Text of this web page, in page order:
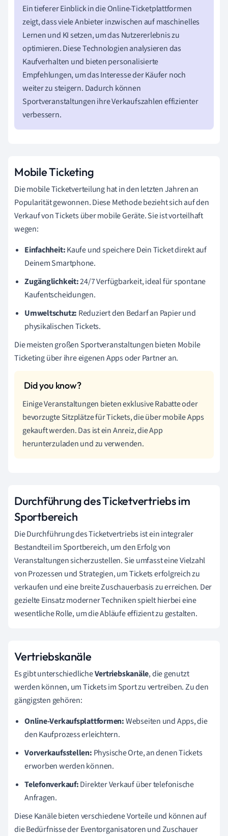
Ein tieferer Einblick in die Online-Ticketplattformen
zeigt, dass viele Anbieter inzwischen auf maschinelles
Lernen und KI setzen, um das Nutzererlebnis zu
optimieren. Diese Technologien analysieren das
Kaufverhalten und bieten personalisierte
Empfehlungen, um das Interesse der Käufer noch
weiter zu steigern. Dadurch können
Sportveranstaltungen ihre Verkaufszahlen effizienter
verbessern.
Mobile Ticketing
Die mobile Ticketverteilung hat in den letzten Jahren an
Popularität gewonnen. Diese Methode bezieht sich auf den
Verkauf von Tickets über mobile Geräte. Sie ist vorteilhaft
wegen:
Einfachheit:Kaufe und speichere Dein Ticket direkt auf
Deinem Smartphone.
Zugänglichkeit:24/7 Verfügbarkeit, ideal für spontane
Kaufentscheidungen.
Umweltschutz: Reduziert den Bedarf an Papier und
physikalischen Tickets.
Die meisten großen Sportveranstaltungen bieten Mobile
Ticketing über ihre eigenen Apps oder Partner an.
Einige Veranstaltungen bieten exklusive Rabatte oder
bevorzugte Sitzplätze für Tickets, die über mobile Apps
gekauft werden. Das ist ein Anreiz, die App
herunterzuladen und zu verwenden.
Durchführung des Ticketvertriebs im
Sportbereich
Die Durchführung des Ticketvertriebs ist ein integraler
Bestandteil im Sportbereich, um den Erfolg von
Veranstaltungen sicherzustellen. Sie umfasst eine Vielzahl
von Prozessen und Strategien, um Tickets erfolgreich zu
verkaufen und eine breite Zuschauerbasis zu erreichen. Der
gezielte Einsatz moderner Techniken spielt hierbei eine
wesentliche Rolle, um die Abläufe effizient zu gestalten.
Vertriebskanäle
Es gibt unterschiedlicheVertriebskanäle, die genutzt
werden können, um Tickets im Sport zu vertreiben. Zu den
gängigsten gehören:
Online-Verkaufsplattformen:Webseiten und Apps, die
den Kaufprozess erleichtern.
Vorverkaufsstellen: Physische Orte, an denen Tickets
erworben werden können.
Telefonverkauf:Direkter Verkauf über telefonische
Anfragen.
Diese Kanäle bieten verschiedene Vorteile und können auf
die Bedürfnisse der Eventorganisatoren und Zuschauer